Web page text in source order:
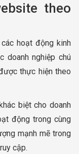
theo
hoạt động kinh
doanh nghiệp chú
thực hiện theo
biệt cho doanh
động trong cùng
mạnh mẽ trong
cập.